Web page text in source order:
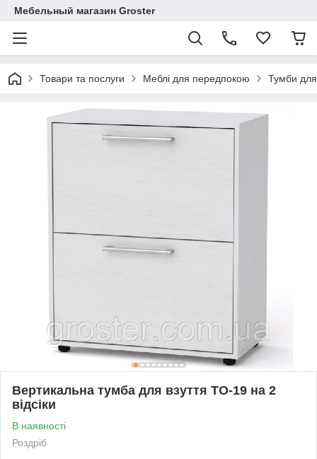
Мебельный магазин Groster
Товари та послуги Меблі для передпокою Тумби для
Вертикальна тумба для взуття ТО-19 на 2
відсіки
В наявності
Роздріб